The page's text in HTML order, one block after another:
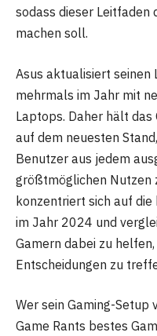
sodass dieser Leitfaden
machen soll.
Asus aktualisiert
mehrmals im Jahr mit
Laptops. Daher hält das
auf dem neuesten
Benutzer aus jedem
größtmöglichen Nutzen
konzentriert sich auf die
im Jahr 2024 und
Gamern dabei zu
Entscheidungen zu
Wer sein Gaming-
Game Rants bestes